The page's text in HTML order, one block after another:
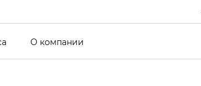
О компании